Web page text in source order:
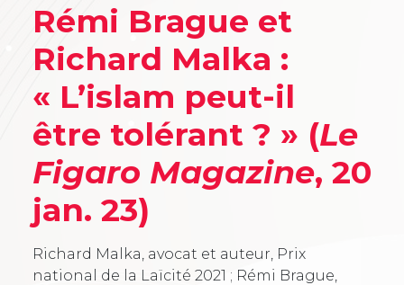
Rémi Brague et
Richard Malka :
« L’islam peut-il
être tolérant ? » (Le
Figaro Magazine, 20
jan. 23)
Richard Malka, avocat et auteur, Prix
national de la Laïcité 2021 ; Rémi Brague,